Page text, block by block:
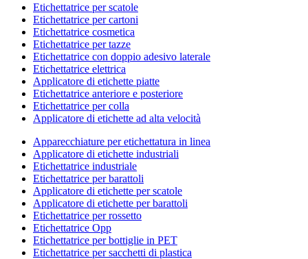
Etichettatrice per scatole
Etichettatrice per cartoni
Etichettatrice cosmetica
Etichettatrice per tazze
Etichettatrice con doppio adesivo laterale
Etichettatrice elettrica
Applicatore di etichette piatte
Etichettatrice anteriore e posteriore
Etichettatrice per colla
Applicatore di etichette ad alta velocità
Apparecchiature per etichettatura in linea
Applicatore di etichette industriali
Etichettatrice industriale
Etichettatrice per barattoli
Applicatore di etichette per scatole
Applicatore di etichette per barattoli
Etichettatrice per rossetto
Etichettatrice Opp
Etichettatrice per bottiglie in PET
Etichettatrice per sacchetti di plastica